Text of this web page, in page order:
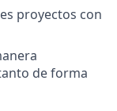
proyectos con
de forma